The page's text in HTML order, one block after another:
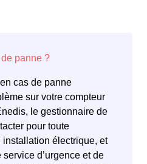
cas de panne
sur votre compteur
le gestionnaire de
pour toute
installation électrique, et
d’urgence et de